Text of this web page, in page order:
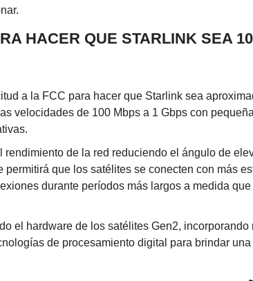
HACER QUE STARLINK SEA
a la FCC para hacer que Starlink sea
velocidades de 100 Mbps a 1 Gbps con
rendimiento de la red reduciendo el ángulo de
permitirá que los satélites se conecten con más
durante períodos más largos a medida
el hardware de los satélites Gen2, incorporando
de procesamiento digital para brindar